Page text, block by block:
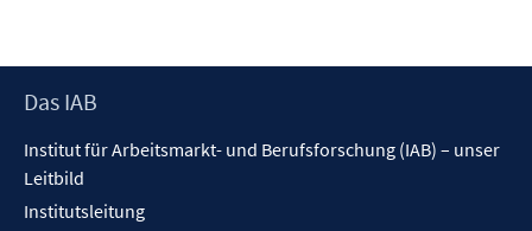
Footer
Das IAB
Institut für Arbeitsmarkt- und Berufsforschung (IAB) – unser
Leitbild
Institutsleitung